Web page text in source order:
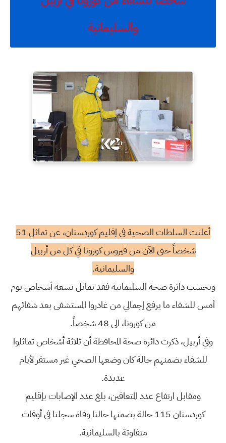
والسليمانية
أعلنت السلطات الصحية في إقليم كوردستان، عن تماثل 51
شخصاً حتى الآن من فيروس كورونا في كل من أربيل
والسليمانية.
وبحسب دائرة صحة السليمانية فقد تماثل تسعة أشخاص يوم
أمس للشفاء ما يرفع إجمالي من غادروا المستشفى بعد شفائهم
من كورونا، الى 48 شخصاً.
وفي أربيل، ذكرت دائرة صحة المحافظة أن ثلاثة أشخاص تماثلوا
للشفاء بضمنهم حالة كان وضعها الصحي غير مستقر لأيام
عديدة.
ومقابل ارتفاع عدد المتعافين، بلغ عدد الإصابات بإقليم
كوردستان 115 حالة بضمنها حالتا وفاة سجلتا في أوقات
متفاوتة بالسليمانية.